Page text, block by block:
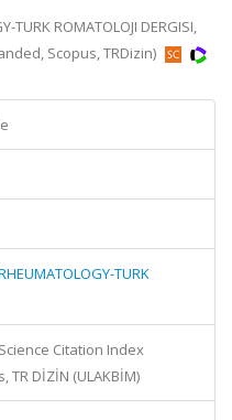
TURK ROMATOLOJI DERGISI,
Scopus, TRDizin)
TURK
Science Citation Index
TR DİZİN (ULAKBİM)